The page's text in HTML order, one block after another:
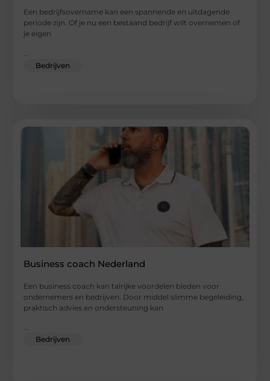
Een bedrijfsovername kan een spannende en uitdagende
periode zijn. Of je nu een bestaand bedrijf wilt overnemen of
je eigen
Bedrijven
Business coach Nederland
Een business coach kan talrijke voordelen bieden voor
ondernemers en bedrijven. Door middel slimme begeleiding,
praktisch advies en ondersteuning kan
...
Bedrijven